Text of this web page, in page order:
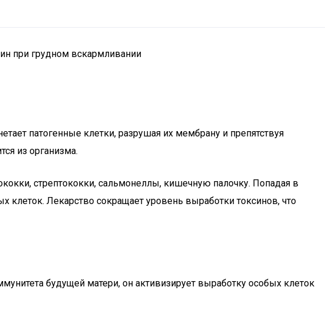
при грудном вскармливании
патогенные клетки, разрушая их мембрану и препятствуя
из организма.
стрептококки, сальмонеллы, кишечную палочку. Попадая в
клеток. Лекарство сокращает уровень выработки токсинов, что
будущей матери, он активизирует выработку особых клеток